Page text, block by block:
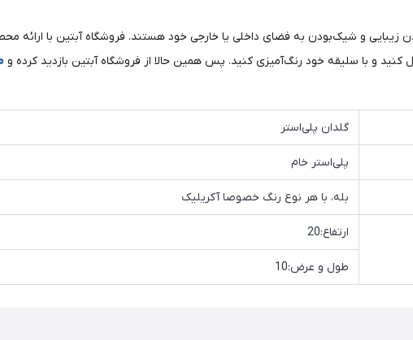
و شیک‌بودن به فضای داخلی یا خارجی خود هستند. فروشگاه آبتین با ارائه
و با سلیقه خود رنگ‌آمیزی کنید. پس همین حالا از فروشگاه آبتین بازدید کرده و
گلدان پلی‌استر
پلی‌استر خام
بله، با هر نوع رنگ خصوصا آکریلیک
ارتفاع:20
طول و عرض:10